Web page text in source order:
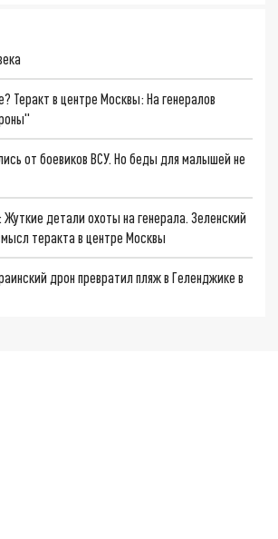
Теракт в центре Москвы: На генералов
от боевиков ВСУ. Но беды для малышей не
детали охоты на генерала. Зеленский
теракта в центре Москвы
дрон превратил пляж в Геленджике в